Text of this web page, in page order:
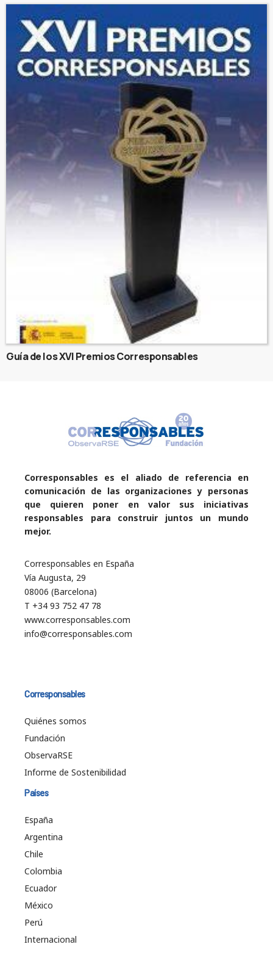
Guía de los XVI Premios Corresponsables
Corresponsables es el aliado de referencia en
comunicación de las organizaciones y personas
que quieren poner en valor sus iniciativas
responsables para construir juntos un mundo
mejor.
Corresponsables en España
Vía Augusta, 29
08006 (Barcelona)
T +34 93 752 47 78
www.corresponsables.com
info@corresponsables.com
Corresponsables
Quiénes somos
Fundación
ObservaRSE
Informe de Sostenibilidad
Países
España
Argentina
Chile
Colombia
Ecuador
México
Perú
Internacional